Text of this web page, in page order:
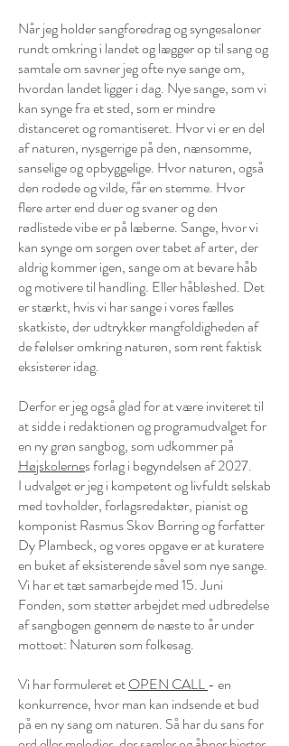
Når jeg holder sangforedrag og syngesaloner
rundt omkring i landet og lægger op til sang og
samtale om savner jeg ofte nye sange om,
hvordan landet ligger i dag. Nye sange, som vi
kan synge fra et sted, som er mindre
distanceret og romantiseret. Hvor vi er en del
af naturen, nysgerrige på den, nænsomme,
sanselige og opbyggelige. Hvor naturen, også
den rodede og vilde, får en stemme. Hvor
flere arter end duer og svaner og den
rødlistede vibe er på læberne. Sange, hvor vi
kan synge om sorgen over tabet af arter, der
aldrig kommer igen, sange om at bevare håb
og motivere til handling. Eller håbløshed. Det
er stærkt, hvis vi har sange i vores fælles
skatkiste, der udtrykker mangfoldigheden af
de følelser omkring naturen, som rent faktisk
eksisterer idag.
Derfor er jeg også glad for at være inviteret til
at sidde i redaktionen og programudvalget for
en ny grøn sangbog, som udkommer på
Højskolernes forlag i begyndelsen af 2027.
I udvalget er jeg i kompetent og livfuldt selskab
med tovholder, forlagsredaktør, pianist og
komponist Rasmus Skov Borring og forfatter
Dy Plambeck, og vores opgave er at kuratere
en buket af eksisterende såvel som nye sange.
Vi har et tæt samarbejde med 15. Juni
Fonden, som støtter arbejdet med udbredelse
af sangbogen gennem de næste to år under
mottoet: Naturen som folkesag.
Vi har formuleret etOPEN CALL- en
konkurrence, hvor man kan indsende et bud
på en ny sang om naturen. Så har du sans for